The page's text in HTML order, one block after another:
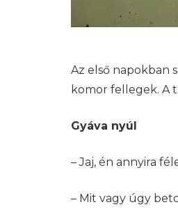
Az első napokban
komor fellegek. A
Gyáva nyúl
– Jaj, én annyira
– Mit vagy úgy